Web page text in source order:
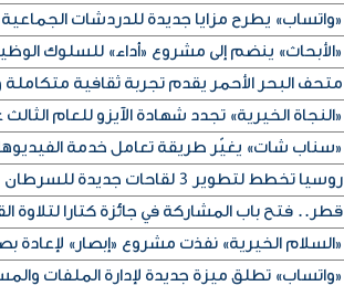
«واتساب» يطرح مزايا جديدة للدردشات الجماعية
«الأبحاث» ينضم إلى مشروع «أداء» للسلوك
متحف البحر الأحمر يقدم تجربة ثقافية متكاملة
«النجاة الخيرية» تجدد شهادة الآيزو للعام الثالث
«سناب شات» يغيّر طريقة تعامل خدمة
روسيا تخطط لتطوير 3 لقاحات جديدة للسرطان
قطر.. فتح باب المشاركة في جائزة كتارا لتلاوة
«السلام الخيرية» نفذت مشروع «إبصار» لإعادة بصر نحو 2000 مريض
«واتساب» تطلق ميزة جديدة لإدارة الملفات